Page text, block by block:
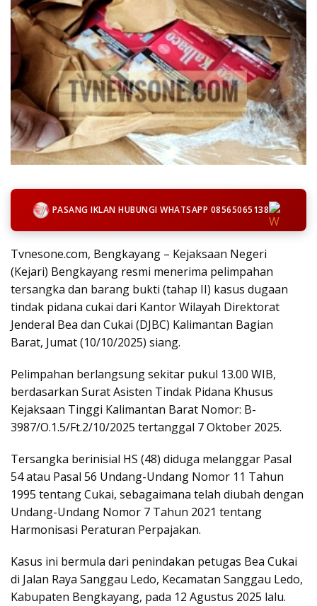
PASANG IKLAN HUBUNGI WHATSAPP 08565065138
Tvnesone.com, Bengkayang – Kejaksaan Negeri
(Kejari) Bengkayang resmi menerima pelimpahan
tersangka dan barang bukti (tahap II) kasus dugaan
tindak pidana cukai dari Kantor Wilayah Direktorat
Jenderal Bea dan Cukai (DJBC) Kalimantan Bagian
Barat, Jumat (10/10/2025) siang.
Pelimpahan berlangsung sekitar pukul 13.00 WIB,
berdasarkan Surat Asisten Tindak Pidana Khusus
Kejaksaan Tinggi Kalimantan Barat Nomor: B-
3987/O.1.5/Ft.2/10/2025 tertanggal 7 Oktober 2025.
Tersangka berinisial HS (48) diduga melanggar Pasal
54 atau Pasal 56 Undang-Undang Nomor 11 Tahun
1995 tentang Cukai, sebagaimana telah diubah dengan
Undang-Undang Nomor 7 Tahun 2021 tentang
Harmonisasi Peraturan Perpajakan.
Kasus ini bermula dari penindakan petugas Bea Cukai
di Jalan Raya Sanggau Ledo, Kecamatan Sanggau Ledo,
Kabupaten Bengkayang, pada 12 Agustus 2025 lalu.